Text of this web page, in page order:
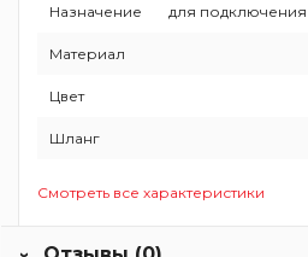
Назначение для
Материал
Цвет
Шланг
Смотреть все характеристики